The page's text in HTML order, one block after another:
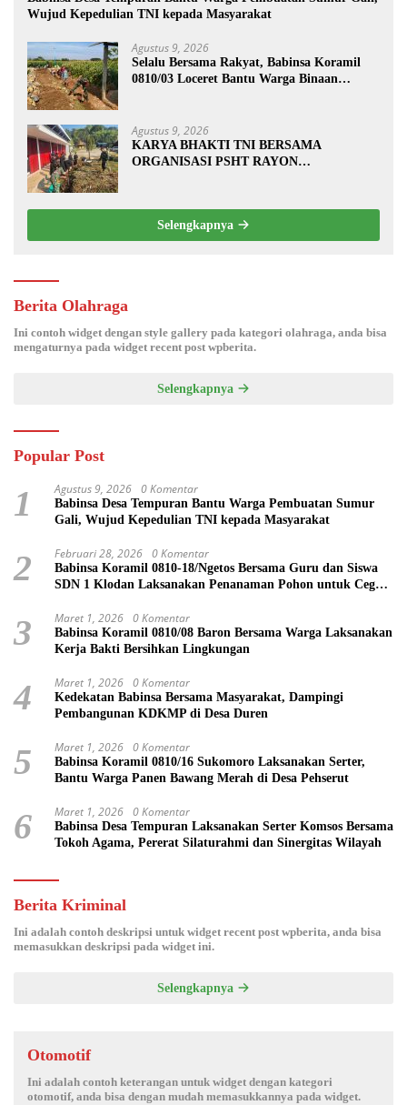
Wujud Kepedulian TNI kepada Masyarakat
Agustus 9, 2026
Selalu Bersama Rakyat, Babinsa Koramil
0810/03 Loceret Bantu Warga Binaan
Agustus 9, 2026
KARYA BHAKTI TNI BERSAMA
ORGANISASI PSHT RAYON
KEMANUNGGALAN TNI-RAKYAT
Selengkapnya
Berita Olahraga
Ini contoh widget dengan style gallery pada kategori olahraga, anda bisa
mengaturnya pada widget recent post wpberita.
Selengkapnya
Popular Post
1 Agustus 9, 2026 0 Komentar
Babinsa Desa Tempuran Bantu Warga Pembuatan Sumur
Gali, Wujud Kepedulian TNI kepada Masyarakat
2 Februari 28, 2026 0 Komentar
Babinsa Koramil 0810-18/Ngetos Bersama Guru dan Siswa
SDN 1 Klodan Laksanakan Penanaman Pohon untuk Cegah
3 Maret 1, 2026 0 Komentar
Babinsa Koramil 0810/08 Baron Bersama Warga Laksanakan
Kerja Bakti Bersihkan Lingkungan
4 Maret 1, 2026 0 Komentar
Kedekatan Babinsa Bersama Masyarakat, Dampingi
Pembangunan KDKMP di Desa Duren
5 Maret 1, 2026 0 Komentar
Babinsa Koramil 0810/16 Sukomoro Laksanakan Serter,
Bantu Warga Panen Bawang Merah di Desa Pehserut
6 Maret 1, 2026 0 Komentar
Babinsa Desa Tempuran Laksanakan Serter Komsos Bersama
Tokoh Agama, Pererat Silaturahmi dan Sinergitas Wilayah
Berita Kriminal
Ini adalah contoh deskripsi untuk widget recent post wpberita, anda bisa
memasukkan deskripsi pada widget ini.
Selengkapnya
Otomotif
Ini adalah contoh keterangan untuk widget dengan kategori
otomotif, anda bisa dengan mudah memasukkannya pada widget.